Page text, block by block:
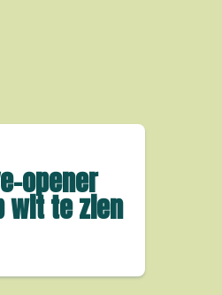
opener
wit te zien